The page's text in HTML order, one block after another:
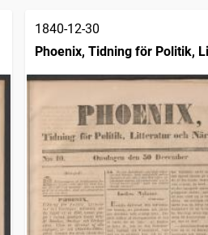
1840-12-30
Phoenix, Tidning för Politik,
och Näringar